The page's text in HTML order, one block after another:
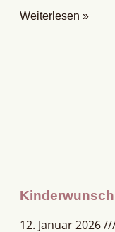
Weiterlesen »
12. Januar 2026